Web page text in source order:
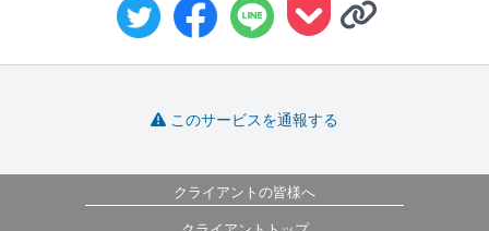
このサービスを通報する
クライアントの皆様へ